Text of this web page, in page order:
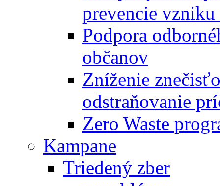
prevencie vzniku
Podpora
občanov
Zníženie
odstraňovanie
Zero Waste
Kampane
Triedený zber